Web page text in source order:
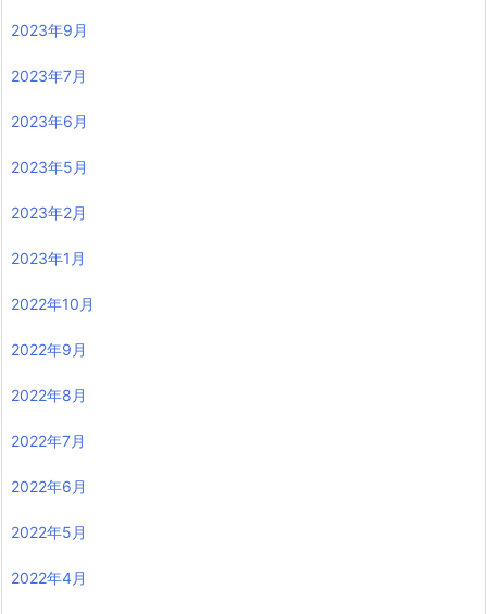
2023年9月
2023年7月
2023年6月
2023年5月
2023年2月
2023年1月
2022年10月
2022年9月
2022年8月
2022年7月
2022年6月
2022年5月
2022年4月